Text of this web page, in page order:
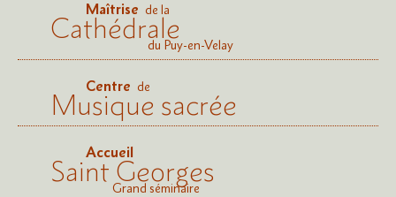
Maîtrise de la
Cathédraledu Puy-en-Velay
Centre de
Musique sacrée
Accueil
Saint Georges
Grand séminaire